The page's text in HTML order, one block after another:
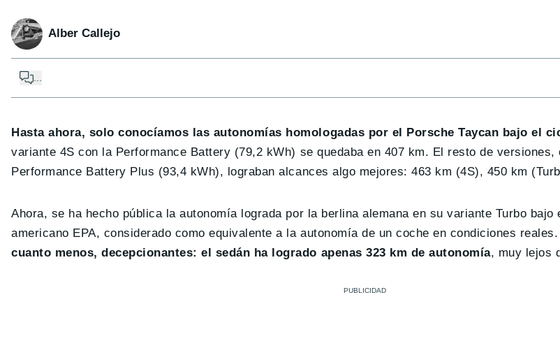
Alber Callejo
Hasta ahora, solo conocíamos las autonomías homologadas por el Porsche Taycan bajo el
variante 4S con la Performance Battery (79,2 kWh) se quedaba en 407 km. El resto de versiones,
Performance Battery Plus (93,4 kWh), lograban alcances algo mejores: 463 km (4S), 450 km
Ahora, se ha hecho pública la autonomía lograda por la berlina alemana en su variante Turbo bajo
americano EPA, considerado como equivalente a la autonomía de un coche en condiciones reales.
cuanto menos, decepcionantes: el sedán ha logrado apenas 323 km de autonomía, muy lejos